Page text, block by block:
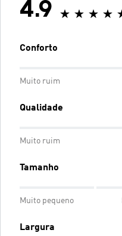
4.9
Conforto
Muito ruim
Qualidade
Muito ruim
Tamanho
Muito pequeno
Largura